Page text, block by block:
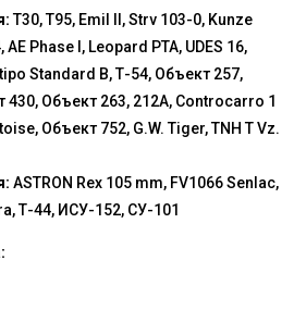
T30, T95, Emil II, Strv 103-0, Kunze
Phase I, Leopard PTA, UDES 16,
Standard B, Т-54, Объект 257,
430, Объект 263, 212А, Controcarro 1
Объект 752, G.W. Tiger, TNH T Vz.
ASTRON Rex 105 mm, FV1066 Senlac,
Т-44, ИСУ-152, СУ-101